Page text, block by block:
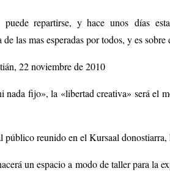
repartirse, y hace unos días
las mas esperadas por todos, y es
22 noviembre de 2010
fijo», la «libertad creativa» será el
reunido en el Kursaal
un espacio a modo de taller para la